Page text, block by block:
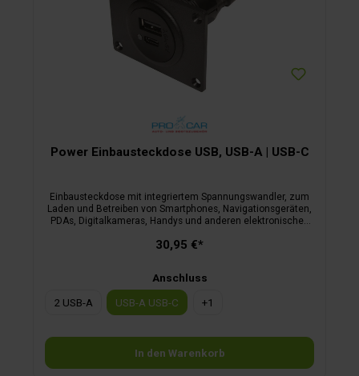
Power Einbausteckdose USB, USB-A | USB-C
Einbausteckdose mit integriertem Spannungswandler, zum
Laden und Betreiben von Smartphones, Navigationsgeräten,
PDAs, Digitalkameras, Handys und anderen elektronischen
Montageplatte.
30,95 €*
Anschluss
2 USB-A
USB-A USB-C +1
In den Warenkorb